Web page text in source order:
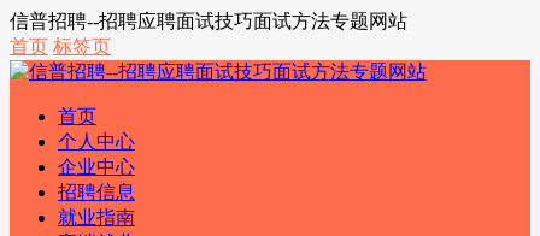
信普招聘--招聘应聘面试技巧面试方法专题网站
首页 标签页
首页
个人中心
企业中心
招聘信息
就业指南